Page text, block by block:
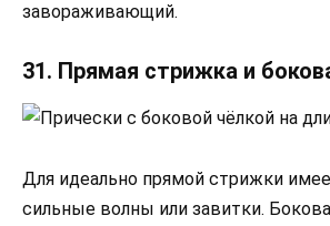
завораживающий.
31. Прямая стрижка и
Для идеально прямой стрижки
сильные волны или завитки.